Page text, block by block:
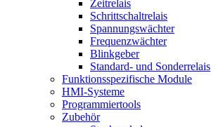
Zeitrelais
Schrittschaltrelais
Spannungswächter
Frequenzwächter
Blinkgeber
Standard- und Sonderrelais
Funktionsspezifische Module
HMI-Systeme
Programmiertools
Zubehör